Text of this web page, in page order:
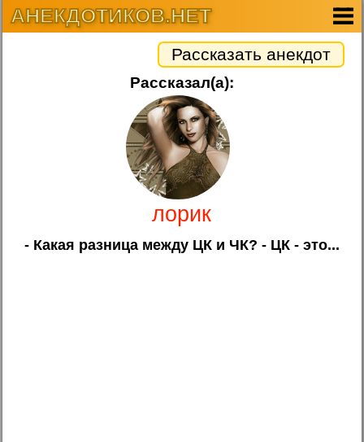
АНЕКДОТИКОВ.НЕТ
Рассказать анекдот
Рассказал(а):
лорик
- Какая разница между ЦК и ЧК? - ЦК - это...